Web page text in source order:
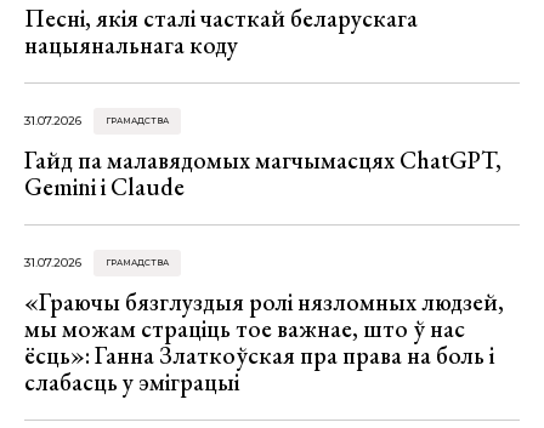
Песні, якія сталі часткай беларускага
нацыянальнага коду
31.07.2026 ГРАМАДСТВА
Гайд па малавядомых магчымасцях ChatGPT,
Gemini і Claude
31.07.2026 ГРАМАДСТВА
«Граючы бязглуздыя ролі нязломных людзей,
мы можам страціць тое важнае, што ў нас
ёсць»: Ганна Златкоўская пра права на боль і
слабасць у эміграцыі